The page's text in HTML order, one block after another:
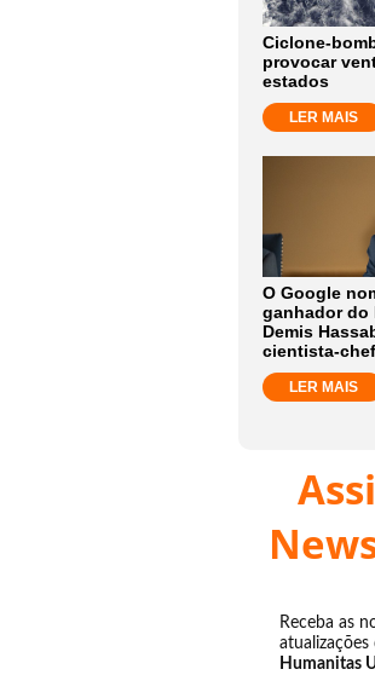
Ciclone-
provocar
estados
LER MAIS
O Google
ganhador do
Demis
cientista-
LER MAIS
Receba as
atualizações
Humanitas